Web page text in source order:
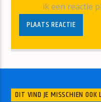
ik een reactie
DIT VIND JE MISSCHIEN OOK